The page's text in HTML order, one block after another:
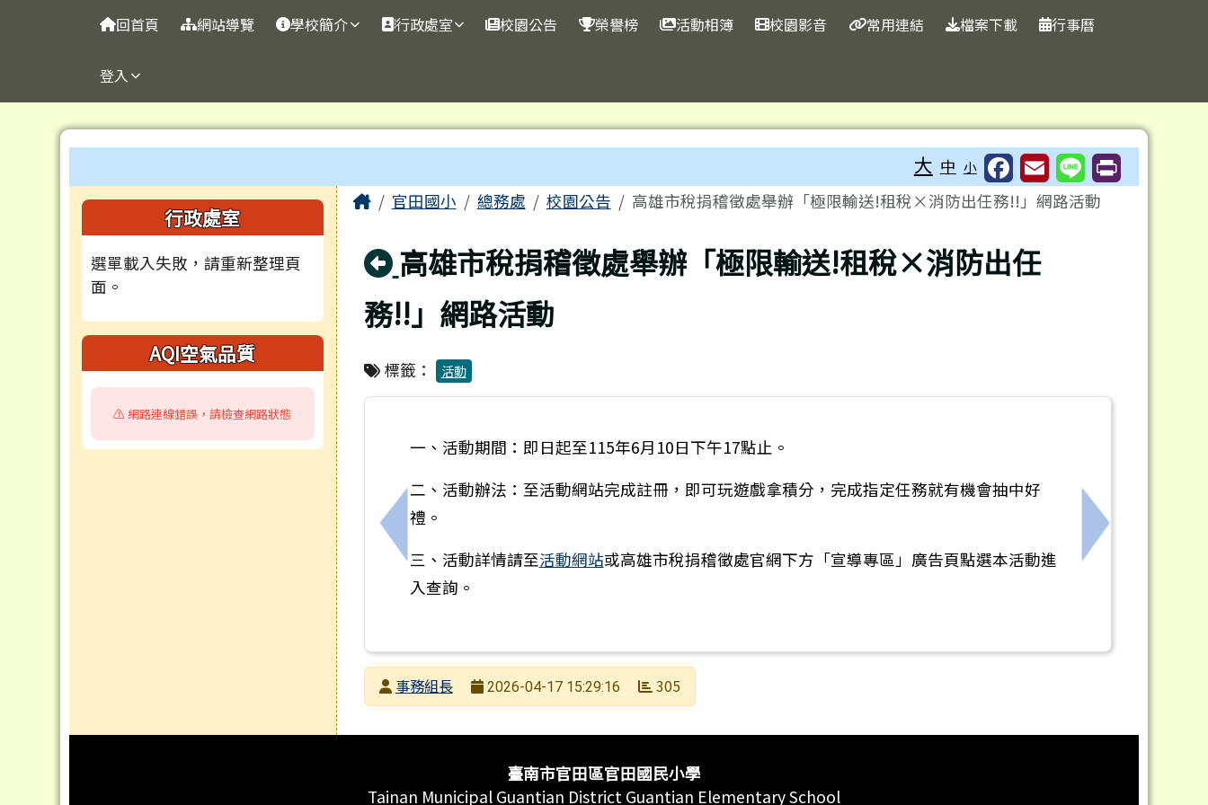
台南市官田國小
回首頁 網站導覽 學校簡介 行政處室 校園公告 榮譽榜 活動相簿 校園影音 常用連結 檔案下載 行事曆
登入
大 中 小
左邊區域內容
行政處室
選單載入失敗，請重新整理頁
面。
AQI空氣品質
⚠️ 網路連線錯誤，請檢查網路狀態
主內容區域
Home官田國小 總務處 校園公告 高雄市稅捐稽徵處舉辦「極限輸送!租稅×消防出任務!!」網路活動
回上頁
高雄市稅捐稽徵處舉辦「極限輸送!租稅×消防出任
務!!」網路活動
標籤： 活動
上一筆：高雄市稅捐稽徵處舉辦「AI召集令！稅與爭鋒！」圖卡徵件比賽暨人氣票選活動
一、活動期間：即日起至115年6月10日下午17點止。
二、活動辦法：至活動網站完成註冊，即可玩遊戲拿積分，完成指定任務就有機會抽中好
禮。
三、活動詳情請至活動網站或高雄市稅捐稽徵處官網下方「宣導專區」廣告頁點選本活動進
入查詢。
下一筆：「公
發布者事務組長
2026-04-17 15:29:16 305
頁尾區域
臺南市官田區官田國民小學
Tainan Municipal Guantian District Guantian Elementary School